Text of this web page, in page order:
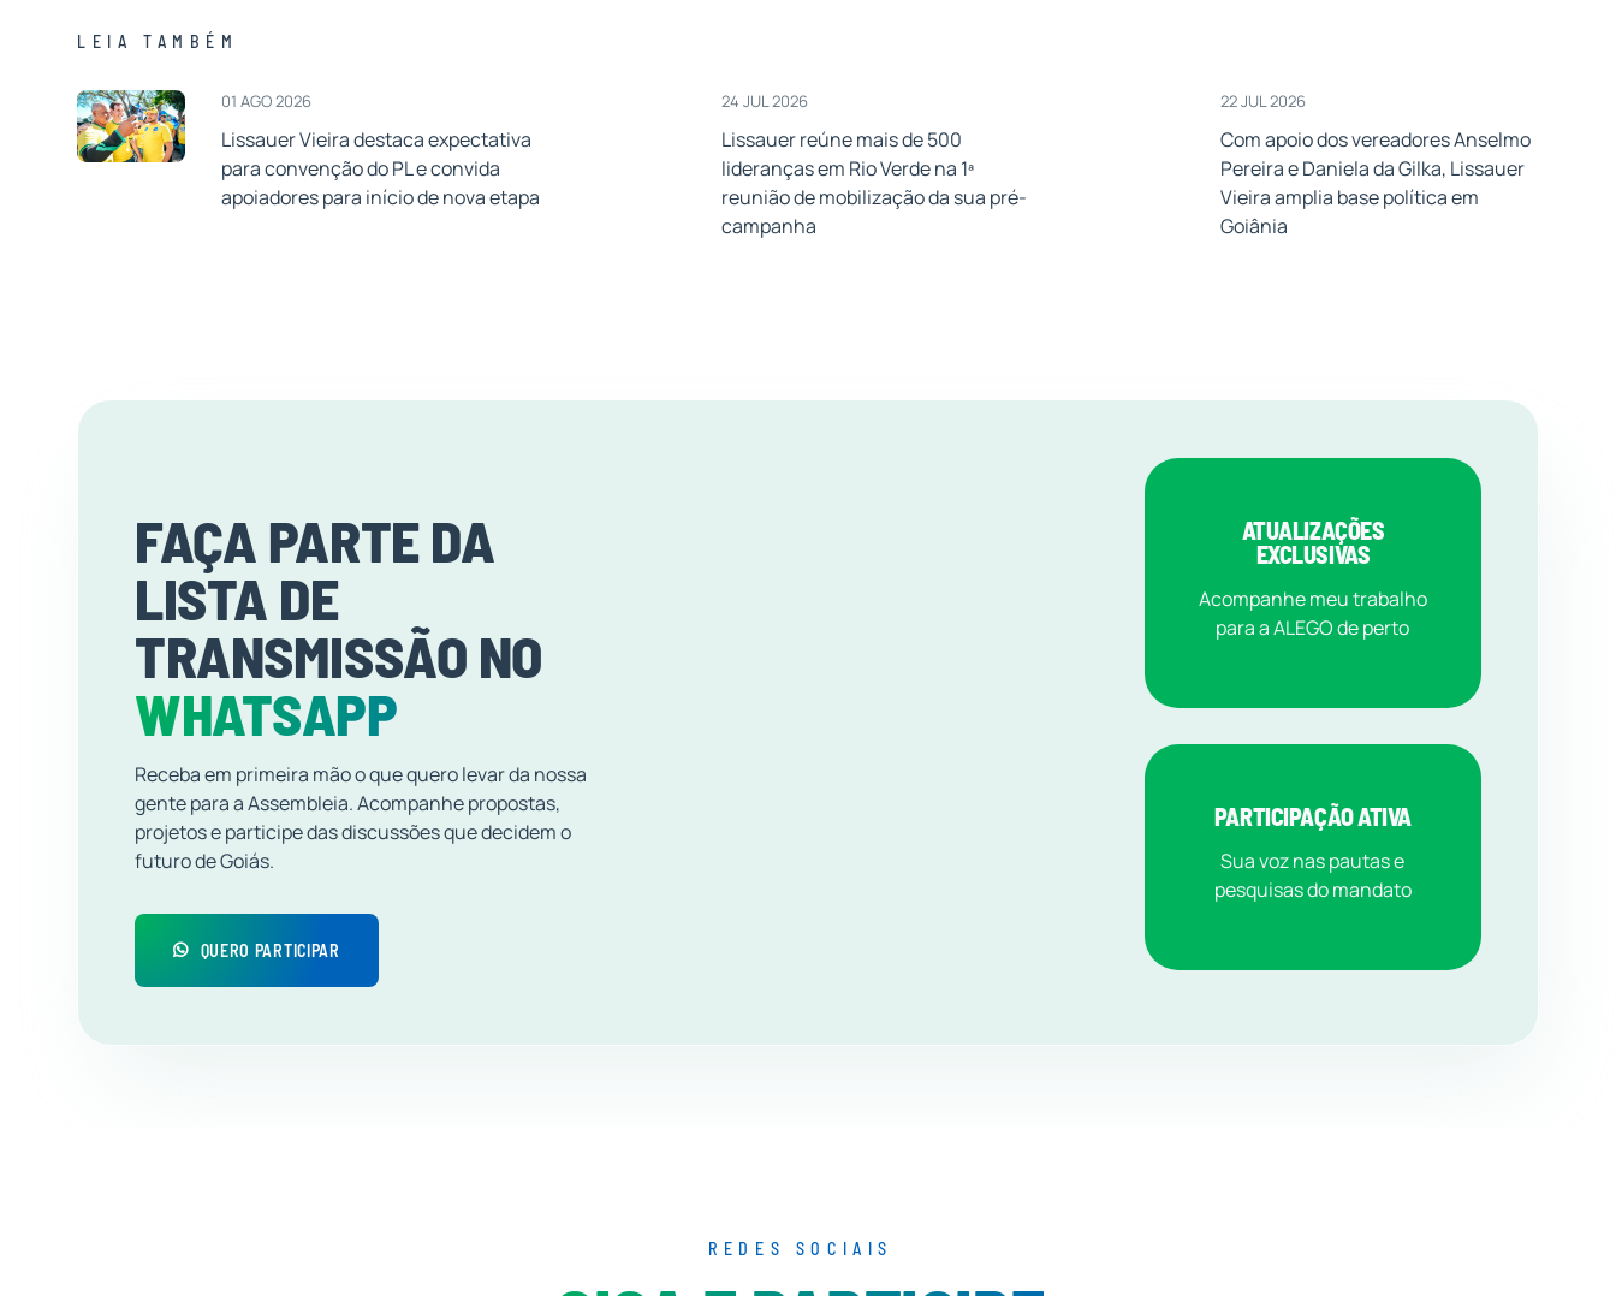
LEIA TAMBÉM
01 AGO 2026
Lissauer Vieira destaca expectativa
para convenção do PL e convida
apoiadores para início de nova etapa
24 JUL 2026
Lissauer reúne mais de 500
lideranças em Rio Verde na 1ª
reunião de mobilização da sua pré-
campanha
22 JUL 2026
Com apoio dos vereadores Anselmo
Pereira e Daniela da Gilka, Lissauer
Vieira amplia base política em
Goiânia
FAÇA PARTE DA
LISTA DE
TRANSMISSÃO NO
WHATSAPP
Receba em primeira mão o que quero levar da nossa
gente para a Assembleia. Acompanhe propostas,
projetos e participe das discussões que decidem o
futuro de Goiás.
QUERO PARTICIPAR
ATUALIZAÇÕES
EXCLUSIVAS
Acompanhe meu trabalho
para a ALEGO de perto
PARTICIPAÇÃO ATIVA
Sua voz nas pautas e
pesquisas do mandato
REDES SOCIAIS